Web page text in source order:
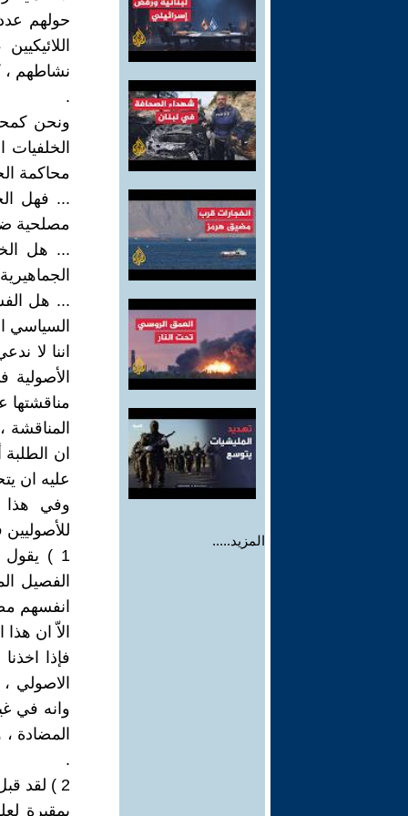
المزيد.....
حولهم
نشاطهم ،
.
ونحن
محاكمة
... فهل
مصلحية
... هل
... هل
اننا لا
مناقشتها
ان
عليه ان
وفي هذا
1 )
الفصيل
انفسهم
الاّ ان
فإذا
الاصولي
وانه في
المضادة
.
2 ) لقد
بمقبرة